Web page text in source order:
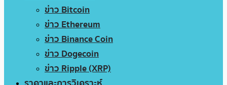
ข่าว Bitcoin
ข่าว Ethereum
ข่าว Binance Coin
ข่าว Dogecoin
ข่าว Ripple (XRP)